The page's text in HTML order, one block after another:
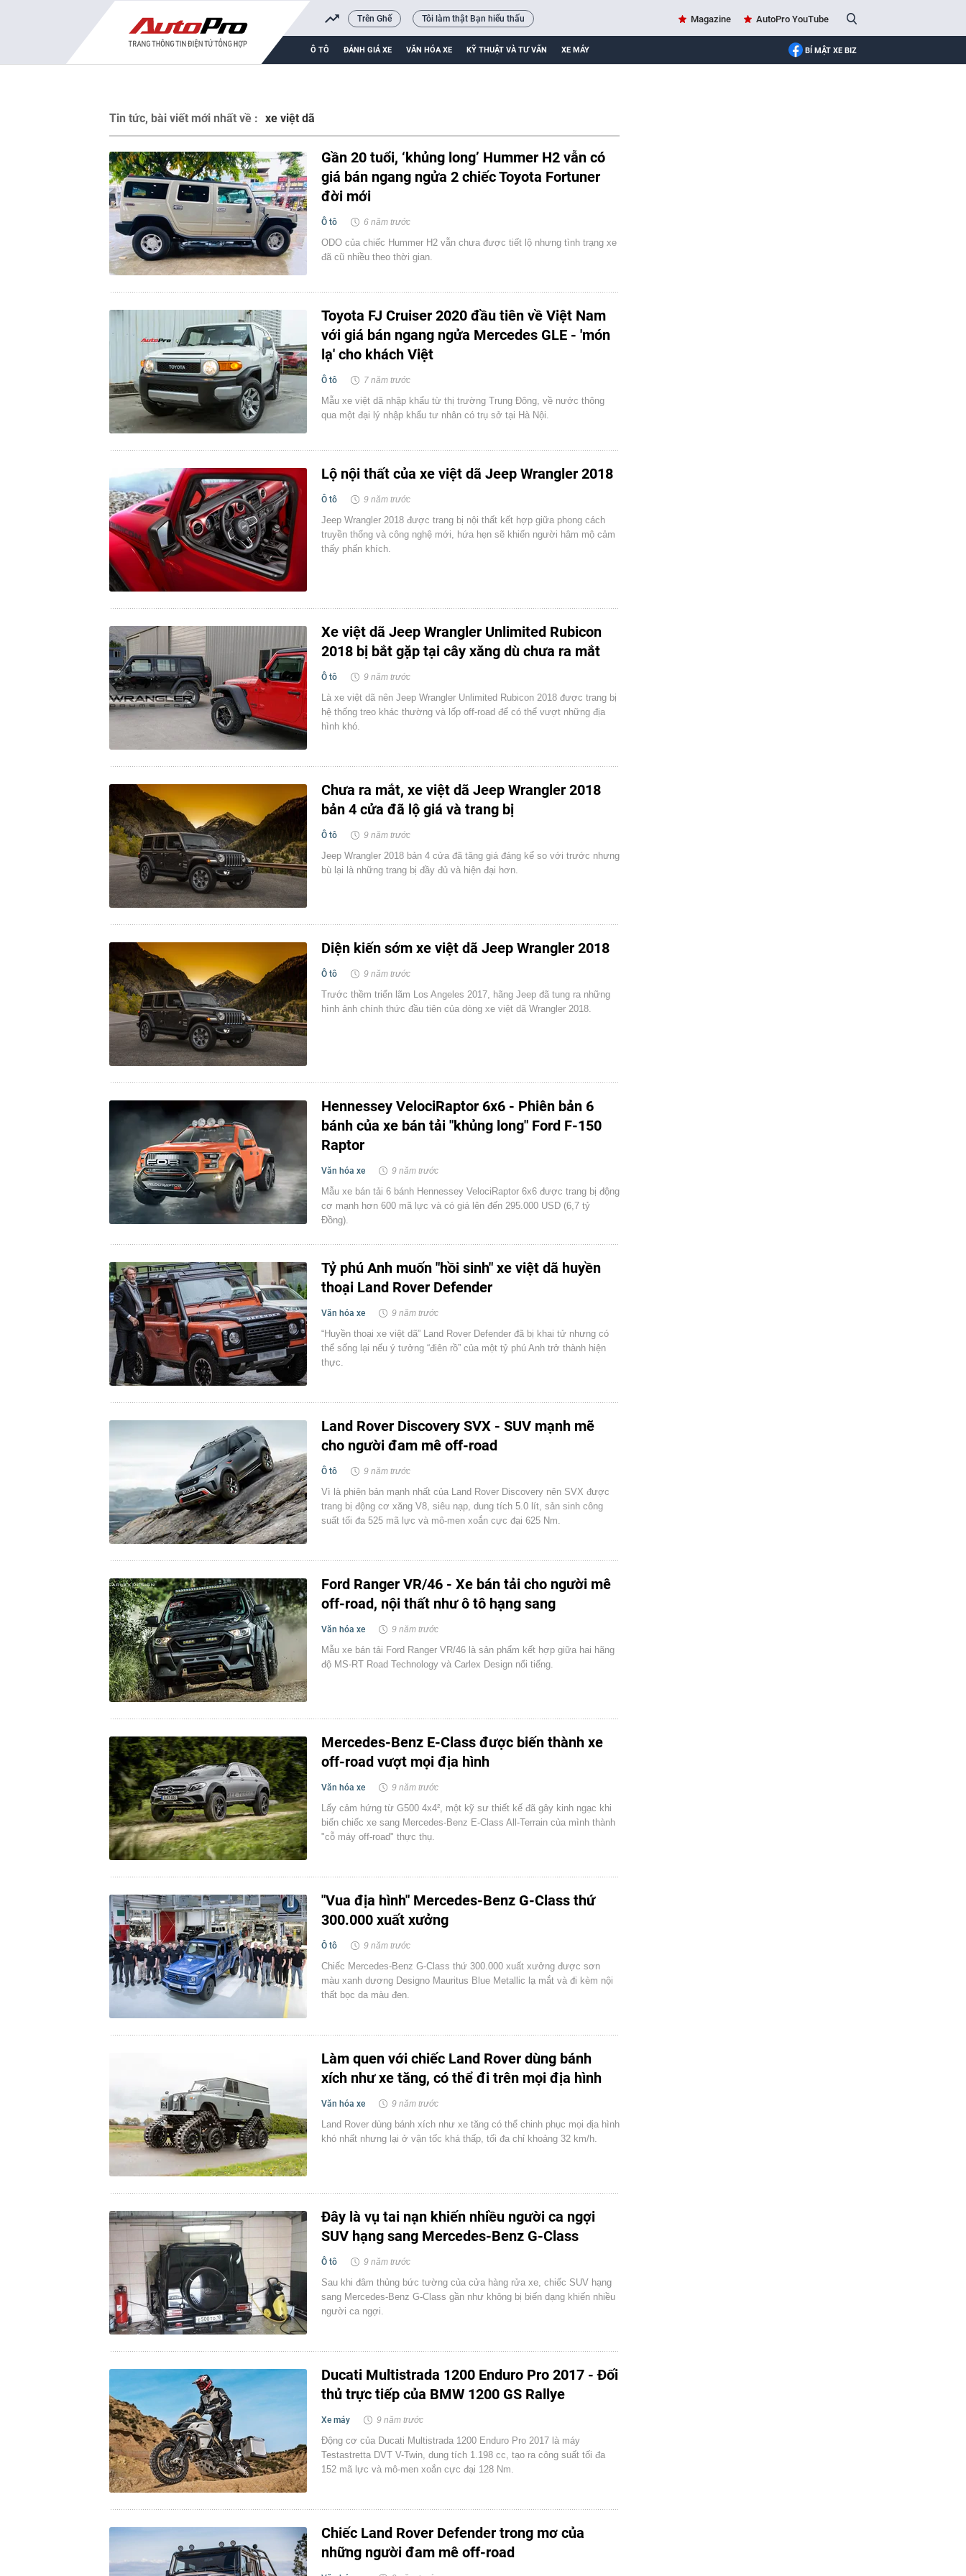
Trên Ghế Tôi làm thật Bạn hiểu thấu Magazine AutoPro YouTube
Ô TÔ ĐÁNH GIÁ XE VĂN HÓA XE KỸ THUẬT VÀ TƯ VẤN XE MÁY BÍ MẬT XE BIZ
Tin tức, bài viết mới nhất về : xe việt dã
Gần 20 tuổi, ‘khủng long’ Hummer H2 vẫn có
giá bán ngang ngửa 2 chiếc Toyota Fortuner
đời mới
Ô tô 6 năm trước
ODO của chiếc Hummer H2 vẫn chưa được tiết lộ nhưng tình trạng xe
đã cũ nhiều theo thời gian.
Toyota FJ Cruiser 2020 đầu tiên về Việt Nam
với giá bán ngang ngửa Mercedes GLE - 'món
lạ' cho khách Việt
Ô tô 7 năm trước
Mẫu xe việt dã nhập khẩu từ thị trường Trung Đông, về nước thông
qua một đại lý nhập khẩu tư nhân có trụ sở tại Hà Nội.
Lộ nội thất của xe việt dã Jeep Wrangler 2018
Ô tô 9 năm trước
Jeep Wrangler 2018 được trang bị nội thất kết hợp giữa phong cách
truyền thống và công nghệ mới, hứa hẹn sẽ khiến người hâm mộ cảm
thấy phấn khích.
Xe việt dã Jeep Wrangler Unlimited Rubicon
2018 bị bắt gặp tại cây xăng dù chưa ra mắt
Ô tô 9 năm trước
Là xe việt dã nên Jeep Wrangler Unlimited Rubicon 2018 được trang bị
hệ thống treo khác thường và lốp off-road để có thể vượt những địa
hình khó.
Chưa ra mắt, xe việt dã Jeep Wrangler 2018
bản 4 cửa đã lộ giá và trang bị
Ô tô 9 năm trước
Jeep Wrangler 2018 bản 4 cửa đã tăng giá đáng kể so với trước nhưng
bù lại là những trang bị đầy đủ và hiện đại hơn.
Diện kiến sớm xe việt dã Jeep Wrangler 2018
Ô tô 9 năm trước
Trước thềm triển lãm Los Angeles 2017, hãng Jeep đã tung ra những
hình ảnh chính thức đầu tiên của dòng xe việt dã Wrangler 2018.
Hennessey VelociRaptor 6x6 - Phiên bản 6
bánh của xe bán tải "khủng long" Ford F-150
Raptor
Văn hóa xe 9 năm trước
Mẫu xe bán tải 6 bánh Hennessey VelociRaptor 6x6 được trang bị động
cơ mạnh hơn 600 mã lực và có giá lên đến 295.000 USD (6,7 tỷ
Đồng).
Tỷ phú Anh muốn "hồi sinh" xe việt dã huyền
thoại Land Rover Defender
Văn hóa xe 9 năm trước
“Huyền thoại xe việt dã” Land Rover Defender đã bị khai tử nhưng có
thể sống lại nếu ý tưởng “điên rồ” của một tỷ phú Anh trở thành hiện
thực.
Land Rover Discovery SVX - SUV mạnh mẽ
cho người đam mê off-road
Ô tô 9 năm trước
Vì là phiên bản mạnh nhất của Land Rover Discovery nên SVX được
trang bị động cơ xăng V8, siêu nạp, dung tích 5.0 lít, sản sinh công
suất tối đa 525 mã lực và mô-men xoắn cực đại 625 Nm.
Ford Ranger VR/46 - Xe bán tải cho người mê
off-road, nội thất như ô tô hạng sang
Văn hóa xe 9 năm trước
Mẫu xe bán tải Ford Ranger VR/46 là sản phẩm kết hợp giữa hai hãng
độ MS-RT Road Technology và Carlex Design nổi tiếng.
Mercedes-Benz E-Class được biến thành xe
off-road vượt mọi địa hình
Văn hóa xe 9 năm trước
Lấy cảm hứng từ G500 4x4², một kỹ sư thiết kế đã gây kinh ngạc khi
biến chiếc xe sang Mercedes-Benz E-Class All-Terrain của mình thành
"cỗ máy off-road" thực thụ.
"Vua địa hình" Mercedes-Benz G-Class thứ
300.000 xuất xưởng
Ô tô 9 năm trước
Chiếc Mercedes-Benz G-Class thứ 300.000 xuất xưởng được sơn
màu xanh dương Designo Mauritus Blue Metallic lạ mắt và đi kèm nội
thất bọc da màu đen.
Làm quen với chiếc Land Rover dùng bánh
xích như xe tăng, có thể đi trên mọi địa hình
Văn hóa xe 9 năm trước
Land Rover dùng bánh xích như xe tăng có thể chinh phục mọi địa hình
khó nhất nhưng lại ở vận tốc khá thấp, tối đa chỉ khoảng 32 km/h.
Đây là vụ tai nạn khiến nhiều người ca ngợi
SUV hạng sang Mercedes-Benz G-Class
Ô tô 9 năm trước
Sau khi đâm thủng bức tường của cửa hàng rửa xe, chiếc SUV hạng
sang Mercedes-Benz G-Class gần như không bị biến dạng khiến nhiều
người ca ngợi.
Ducati Multistrada 1200 Enduro Pro 2017 - Đối
thủ trực tiếp của BMW 1200 GS Rallye
Xe máy 9 năm trước
Động cơ của Ducati Multistrada 1200 Enduro Pro 2017 là máy
Testastretta DVT V-Twin, dung tích 1.198 cc, tạo ra công suất tối đa
152 mã lực và mô-men xoắn cực đại 128 Nm.
Chiếc Land Rover Defender trong mơ của
những người đam mê off-road